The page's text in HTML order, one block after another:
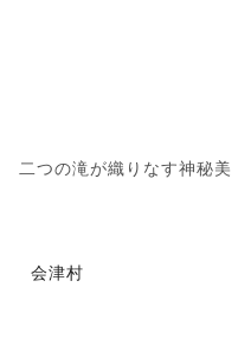
二つの滝が織りなす神秘美
会津村